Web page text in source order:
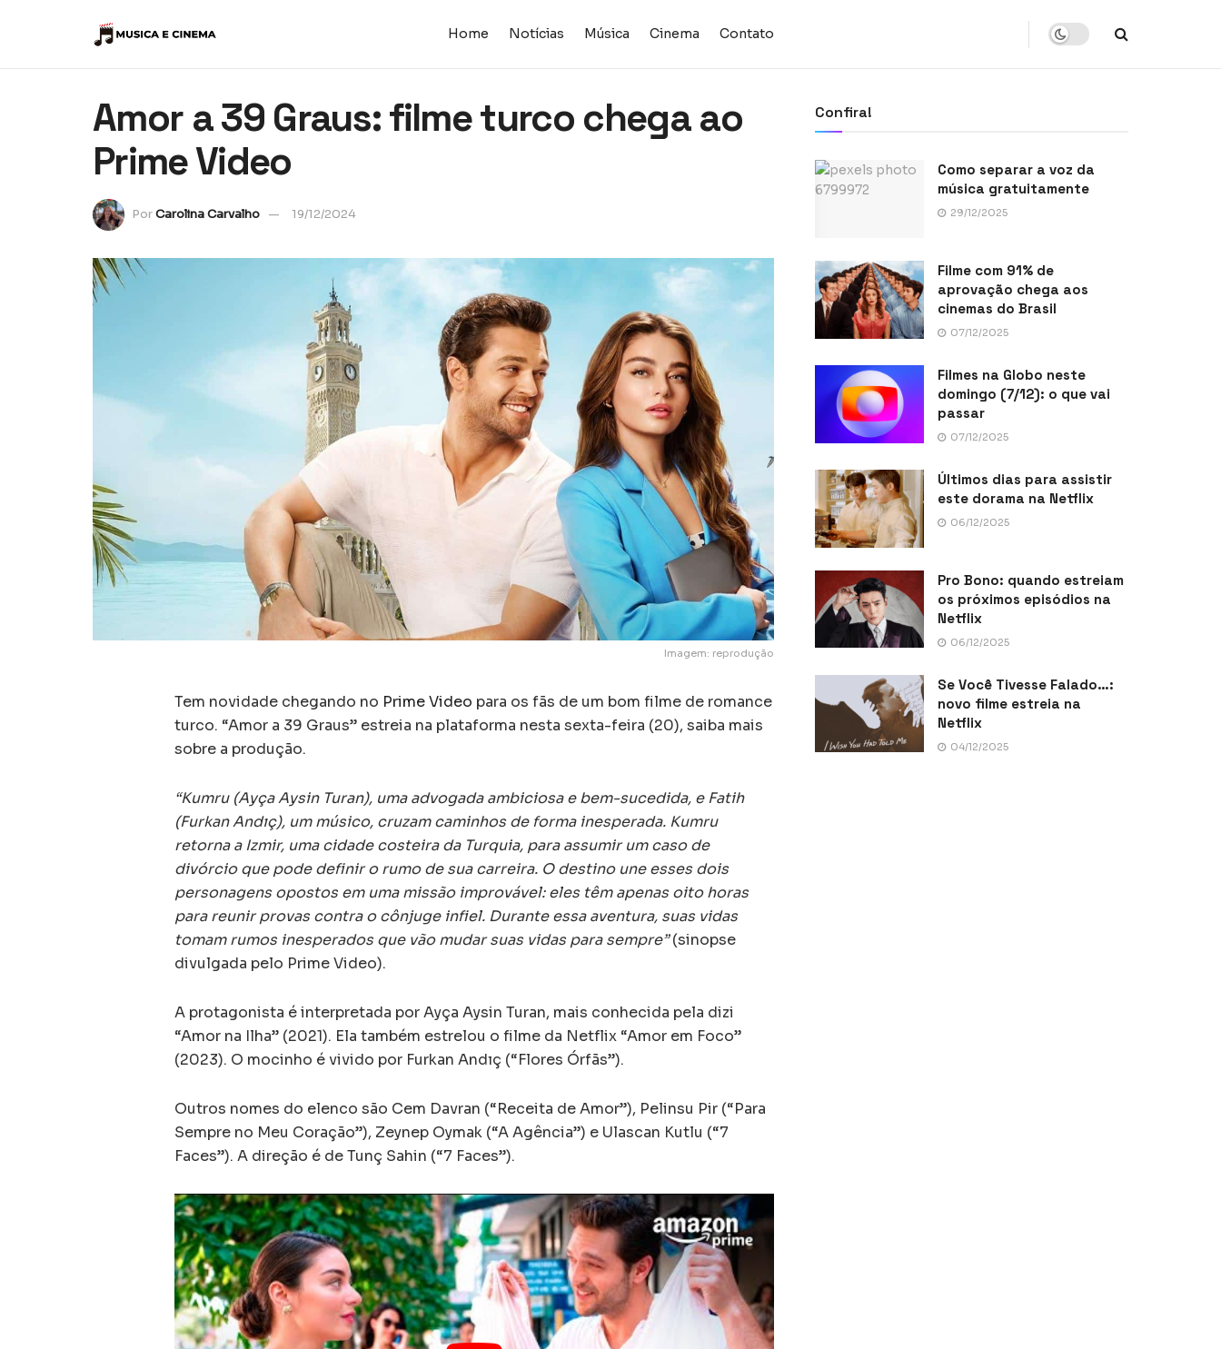
Home Notícias Música Cinema Contato
Amor a 39 Graus: filme turco chega ao
Prime Video
PorCarolina Carvalho 19/12/2024
Imagem: reprodução
Tem novidade chegando no Prime Video para os fãs de um bom filme de romance
turco. “Amor a 39 Graus” estreia na plataforma nesta sexta-feira (20), saiba mais
sobre a produção.
“Kumru (Ayça Aysin Turan), uma advogada ambiciosa e bem-sucedida, e Fatih
(Furkan Andıç), um músico, cruzam caminhos de forma inesperada. Kumru
retorna a Izmir, uma cidade costeira da Turquia, para assumir um caso de
divórcio que pode definir o rumo de sua carreira. O destino une esses dois
personagens opostos em uma missão improvável: eles têm apenas oito horas
para reunir provas contra o cônjuge infiel. Durante essa aventura, suas vidas
tomam rumos inesperados que vão mudar suas vidas para sempre”(sinopse
divulgada pelo Prime Video).
A protagonista é interpretada por Ayça Aysin Turan, mais conhecida pela dizi
“Amor na Ilha” (2021). Ela também estrelou o filme da Netflix “Amor em Foco”
(2023). O mocinho é vivido por Furkan Andıç (“Flores Órfãs”).
Outros nomes do elenco são Cem Davran (“Receita de Amor”), Pelinsu Pir (“Para
Sempre no Meu Coração”), Zeynep Oymak (“A Agência”) e Ulascan Kutlu (“7
Faces”). A direção é de Tunç Sahin (“7 Faces”).
Confira!
Como separar a voz da
música gratuitamente
29/12/2025
Filme com 91% de
aprovação chega aos
cinemas do Brasil
07/12/2025
Filmes na Globo neste
domingo (7/12): o que vai
passar
07/12/2025
Últimos dias para assistir
este dorama na Netflix
06/12/2025
Pro Bono: quando estreiam
os próximos episódios na
Netflix
06/12/2025
Se Você Tivesse Falado…:
novo filme estreia na
Netflix
04/12/2025